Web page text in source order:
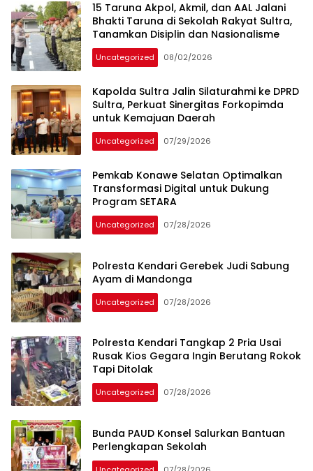
15 Taruna Akpol, Akmil, dan AAL Jalani
Bhakti Taruna di Sekolah Rakyat Sultra,
Tanamkan Disiplin dan Nasionalisme
Uncategorized 08/02/2026
Kapolda Sultra Jalin Silaturahmi ke DPRD
Sultra, Perkuat Sinergitas Forkopimda
untuk Kemajuan Daerah
Uncategorized 07/29/2026
Pemkab Konawe Selatan Optimalkan
Transformasi Digital untuk Dukung
Program SETARA
Uncategorized 07/28/2026
Polresta Kendari Gerebek Judi Sabung
Ayam di Mandonga
Uncategorized 07/28/2026
Polresta Kendari Tangkap 2 Pria Usai
Rusak Kios Gegara Ingin Berutang Rokok
Tapi Ditolak
Uncategorized 07/28/2026
Bunda PAUD Konsel Salurkan Bantuan
Perlengkapan Sekolah